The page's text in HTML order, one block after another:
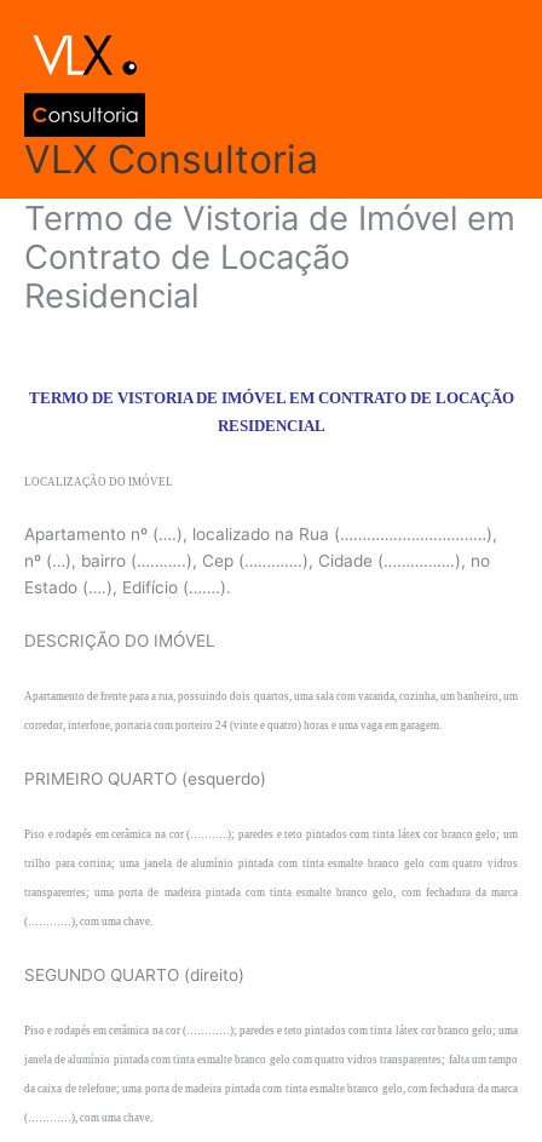
para
conteúdo
VLX Consultoria
Termo de Vistoria de Imóvel em
Contrato de Locação
Residencial
TERMO DE VISTORIA DE IMÓVEL EM CONTRATO DE LOCAÇÃO
RESIDENCIAL
LOCALIZAÇÃO DO IMÓVEL
Apartamento nº (….), localizado na Rua (……………………………),
nº (…), bairro (………..), Cep (………….), Cidade (…………….), no
Estado (….), Edifício (…….).
DESCRIÇÃO DO IMÓVEL
Apartamento de frente para a rua, possuindo dois quartos, uma sala com varanda, cozinha, um banheiro, um
corredor, interfone, portaria com porteiro 24 (vinte e quatro) horas e uma vaga em garagem.
PRIMEIRO QUARTO (esquerdo)
Piso e rodapés em cerâmica na cor (………..); paredes e teto pintados com tinta látex cor branco gelo; um
trilho para cortina; uma janela de alumínio pintada com tinta esmalte branco gelo com quatro vidros
transparentes; uma porta de madeira pintada com tinta esmalte branco gelo, com fechadura da marca
(…………), com uma chave.
SEGUNDO QUARTO (direito)
Piso e rodapés em cerâmica na cor (…………); paredes e teto pintados com tinta látex cor branco gelo; uma
janela de alumínio pintada com tinta esmalte branco gelo com quatro vidros transparentes; falta um tampo
da caixa de telefone; uma porta de madeira pintada com tinta esmalte branco gelo, com fechadura da marca
(…………), com uma chave.